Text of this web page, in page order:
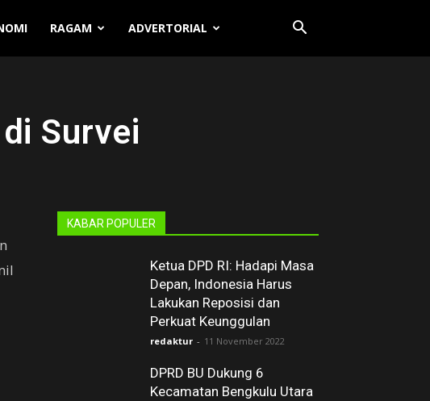
RAGAM ADVERTORIAL
Survei
KABAR POPULER
Ketua DPD RI: Hadapi Masa
Depan, Indonesia Harus
Lakukan Reposisi dan
Perkuat Keunggulan
redaktur - 11 November 2022
DPRD BU Dukung 6
Kecamatan Bengkulu Utara